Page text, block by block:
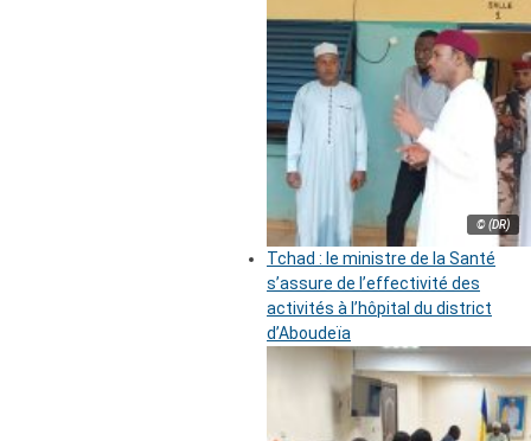
© (DR)
Tchad : le ministre de la Santé
s’assure de l’effectivité des
activités à l’hôpital du district
d’Aboudeïa